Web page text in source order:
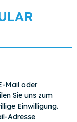
Mail oder
Sie uns zum
Einwilligung.
Adresse